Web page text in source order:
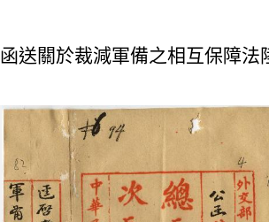
送關於裁減軍備之相互保障